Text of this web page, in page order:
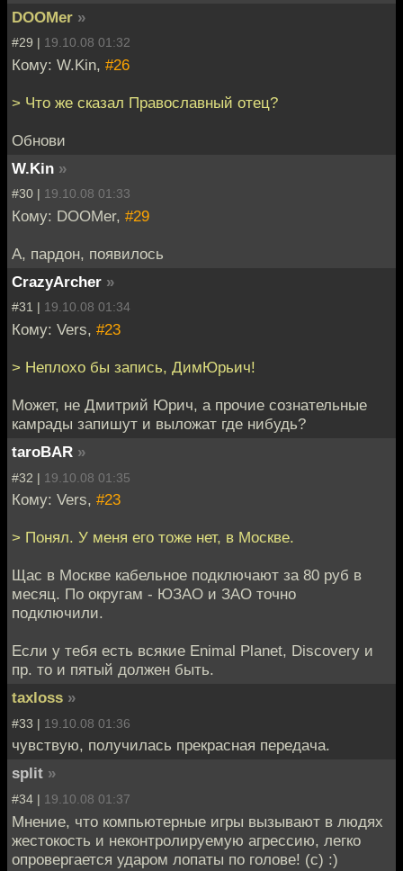
DOOMer »
#29 | 19.10.08 01:32
Кому: W.Kin, #26
> Что же сказал Православный отец?
Обнови
W.Kin »
#30 | 19.10.08 01:33
Кому: DOOMer, #29
А, пардон, появилось
CrazyArcher »
#31 | 19.10.08 01:34
Кому: Vers, #23
> Неплохо бы запись, ДимЮрьич!
Может, не Дмитрий Юрич, а прочие сознательные
камрады запишут и выложат где нибудь?
taroBAR »
#32 | 19.10.08 01:35
Кому: Vers, #23
> Понял. У меня его тоже нет, в Москве.
Щас в Москве кабельное подключают за 80 руб в
месяц. По округам - ЮЗАО и ЗАО точно
подключили.
Если у тебя есть всякие Enimal Planet, Discovery и
пр. то и пятый должен быть.
taxloss »
#33 | 19.10.08 01:36
чувствую, получилась прекрасная передача.
split »
#34 | 19.10.08 01:37
Мнение, что компьютерные игры вызывают в людях
жестокость и неконтролируемую агрессию, легко
опровергается ударом лопаты по голове! (с) :)